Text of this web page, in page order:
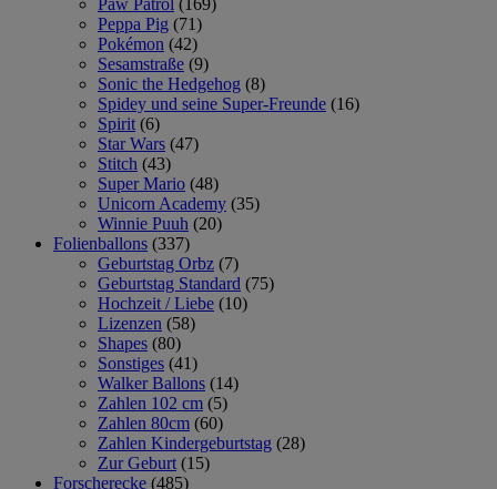
Peppa Pig (71)
Pokémon (42)
Sesamstraße (9)
Sonic the Hedgehog (8)
Spidey und seine Super-Freunde (16)
Spirit (6)
Star Wars (47)
Stitch (43)
Super Mario (48)
Unicorn Academy (35)
Winnie Puuh (20)
Folienballons (337)
Geburtstag Orbz (7)
Geburtstag Standard (75)
Hochzeit / Liebe (10)
Lizenzen (58)
Shapes (80)
Sonstiges (41)
Walker Ballons (14)
Zahlen 102 cm (5)
Zahlen 80cm (60)
Zahlen Kindergeburtstag (28)
Zur Geburt (15)
Forscherecke (485)